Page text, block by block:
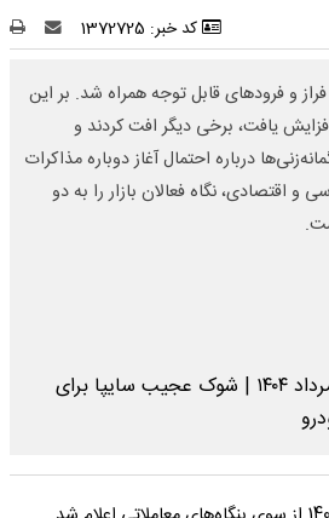
کد خبر: 1372725
فراز و فرودهای قابل توجه همراه شد. بر این
یافت، برخی دیگر افت کردند و
درباره احتمال آغاز دوباره مذاکرات
و اقتصادی، نگاه فعالان بازار را به دو